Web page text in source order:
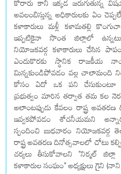
అవలంబిస్తున్న అధికారులకు ఏం
కళాకారులు మళ్లీ కళామతల్లి
ఇప్పటికైనా సొంత జిల్లాలో
నియోజకవర్గ కళాకారులు చేసిన
ఎందుకొరకు స్థానిక రాజకీయ
మిన్నకుండిపోవడం వల్ల చాలామంది
కోసం ఏదో ఒక పని చేసుకుంటూ
ప్రభుత్వం మారిన తర్వాత తమ కల
అలాంటప్పుడు కేవలం రాష్ట్ర
ఇవ్వకపోవడం శోచనీయమని
స్పందించి బుధవారం నియోజకవర్గ
రాష్ట్ర అవతరణ దినోత్సవాలలో చోటు
చర్యలు తీసుకోవాలని "నిర్మల్
కళాకారుల సంఘం" అధ్యక్షులు గైని